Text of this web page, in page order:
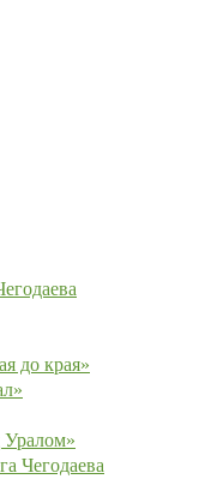
до края»
Уралом»
Чегодаева